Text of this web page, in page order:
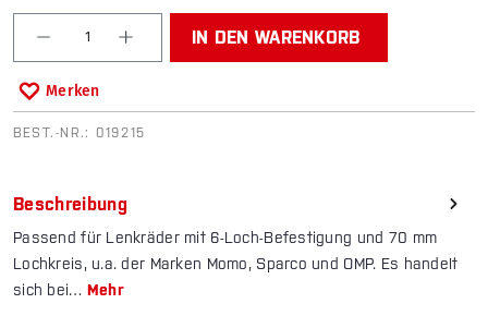
Produkt Anzahl: Gib den gewünschten Wert ein
IN DEN WARENKORB
Merken
BEST.-NR.: 019215
Beschreibung
Passend für Lenkräder mit 6-Loch-Befestigung und 70 mm
Lochkreis, u.a. der Marken Momo, Sparco und OMP. Es handelt
sich bei… Mehr